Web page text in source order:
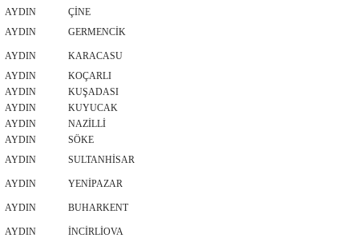
AYDIN
ÇİNE
AYDIN
GERMENCİK
AYDIN
KARACASU
AYDIN
KOÇARLI
AYDIN
KUŞADASI
AYDIN
KUYUCAK
AYDIN
NAZİLLİ
AYDIN
SÖKE
AYDIN
SULTANHİSAR
AYDIN YENİPAZAR
AYDIN BUHARKENT
AYDIN
İNCİRLİOVA